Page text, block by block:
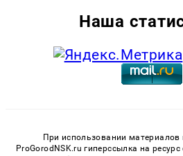
Наша
При использовании материалов
ProGorodNSK.ru гиперссылка на